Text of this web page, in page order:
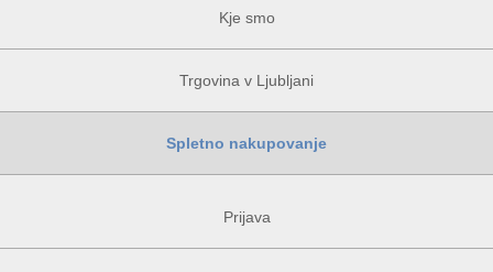
Kje smo
Trgovina v Ljubljani
Spletno nakupovanje
Prijava